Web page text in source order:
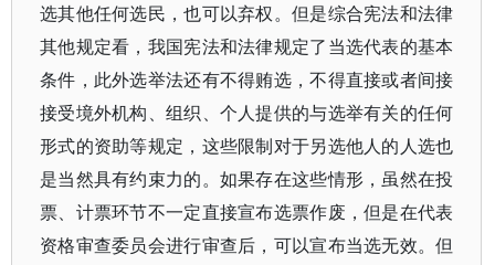
选其他任何选民，也可以弃权。但是综合宪法和法律
其他规定看，我国宪法和法律规定了当选代表的基本
条件，此外选举法还有不得贿选，不得直接或者间接
接受境外机构、组织、个人提供的与选举有关的任何
形式的资助等规定，这些限制对于另选他人的人选也
是当然具有约束力的。如果存在这些情形，虽然在投
票、计票环节不一定直接宣布选票作废，但是在代表
资格审查委员会进行审查后，可以宣布当选无效。但